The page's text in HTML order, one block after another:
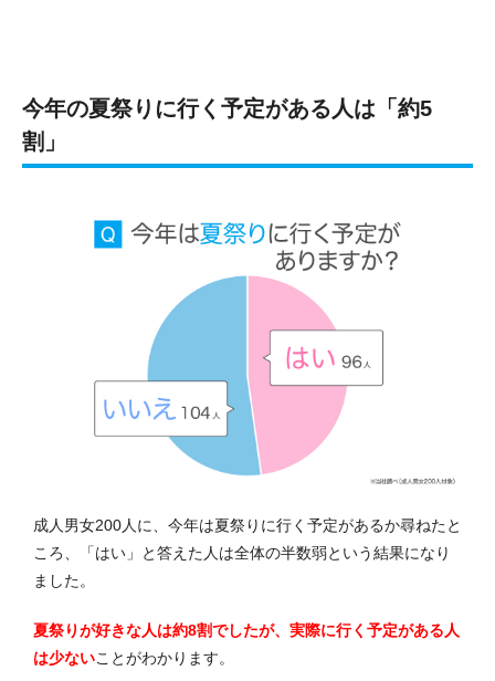
今年の夏祭りに行く予定がある人は「約5
割」
成人男女200人に、今年は夏祭りに行く予定があるか尋ねたと
ころ、「はい」と答えた人は全体の半数弱という結果になり
ました。
夏祭りが好きな人は約8割でしたが、実際に行く予定がある人
は少ないことがわかります。